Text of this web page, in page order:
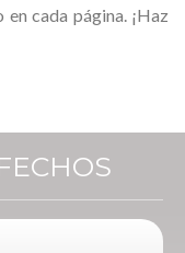
cada página. ¡Haz